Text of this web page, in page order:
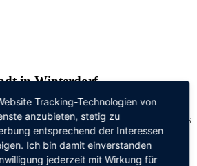
in Winterdorf
heute bei der Aktion Saubere Stadt
hatte sehr viel Spaß. Wir zogen morgens
und Müllzangen los. Bei
Müllsäcke gesammelt. Zur Belohnung
von der Stadt Rastatt.
Tracking-Technologien von
anzubieten, stetig zu
entsprechend der Interessen
Ich bin damit einverstanden
jederzeit mit Wirkung für